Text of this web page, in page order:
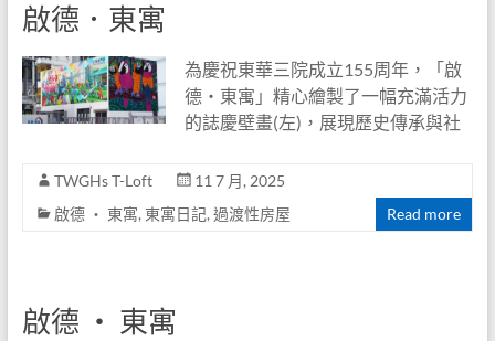
啟德．東寓
為慶祝東華三院成立155周年，「啟
德‧東寓」精心繪製了一幅充滿活力
的誌慶壁畫(左)，展現歷史傳承與社
TWGHs T-Loft
11 7 月, 2025
啟德 ‧ 東寓, 東寓日記, 過渡性房屋 Read more
啟德 ‧ 東寓